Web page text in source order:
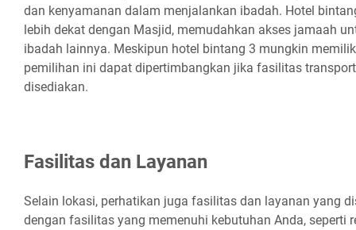
dan kenyamanan dalam menjalankan ibadah. Hotel
lebih dekat dengan Masjid, memudahkan akses jamaah
ibadah lainnya. Meskipun hotel bintang 3 mungkin
pemilihan ini dapat dipertimbangkan jika fasilitas
disediakan.
Fasilitas dan Layanan
Selain lokasi, perhatikan juga fasilitas dan layanan yang
dengan fasilitas yang memenuhi kebutuhan Anda, seperti